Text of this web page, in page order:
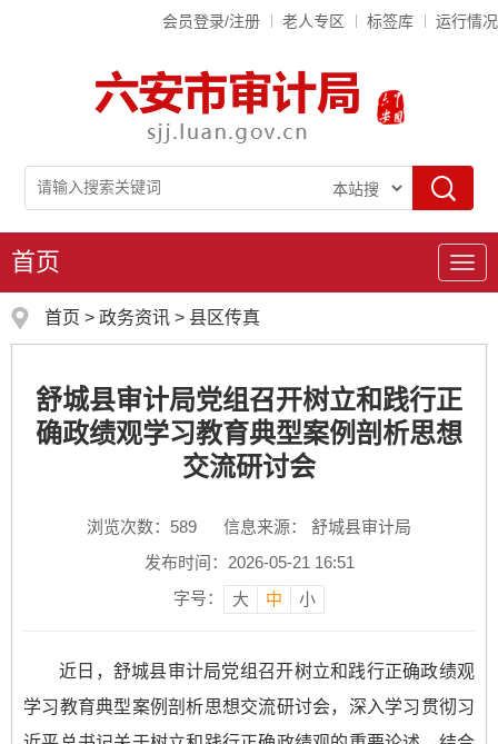
会员登录/注册 老人专区 标签库 运行情况
导
航
首页
首页 > 政务资讯 > 县区传真
舒城县审计局党组召开树立和践行正
确政绩观学习教育典型案例剖析思想
交流研讨会
浏览次数： 589
信息来源： 舒城县审计局
发布时间：2026-05-21 16:51
字号：
大 中 小
近日，舒城县审计局党组召开树立和践行正确政绩观
学习教育典型案例剖析思想交流研讨会，深入学习贯彻习